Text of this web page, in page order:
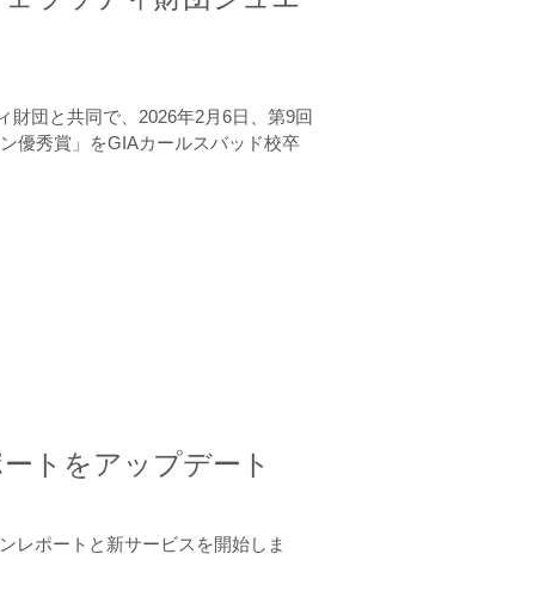
団と共同で、2026年2月6日、第9回
優秀賞」をGIAカールスバッド校卒
トをアップデート
レポートと新サービスを開始しま